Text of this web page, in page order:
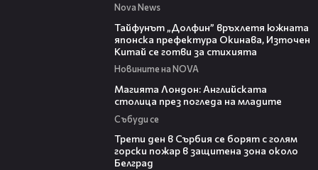
Nova News
Тайфунът „Долфин” връхлетя южната
японска префектура Окинава, Източен
Китай се готви за стихията
Новините на NOVA
Магията Лондон: Английската
столица през погледа на младите
Събуди се
Трети ден в Сърбия се борят с голям
горски пожар в защитена зона около
Белград